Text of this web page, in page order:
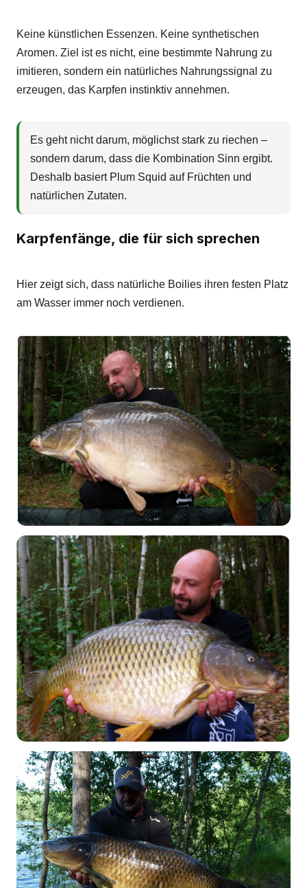
Keine künstlichen Essenzen. Keine synthetischen
Aromen. Ziel ist es nicht, eine bestimmte Nahrung zu
imitieren, sondern ein natürliches Nahrungssignal zu
erzeugen, das Karpfen instinktiv annehmen.
Es geht nicht darum, möglichst stark zu riechen –
sondern darum, dass die Kombination Sinn ergibt.
Deshalb basiert Plum Squid auf Früchten und
natürlichen Zutaten.
Karpfenfänge, die für sich sprechen
Hier zeigt sich, dass natürliche Boilies ihren festen Platz
am Wasser immer noch verdienen.